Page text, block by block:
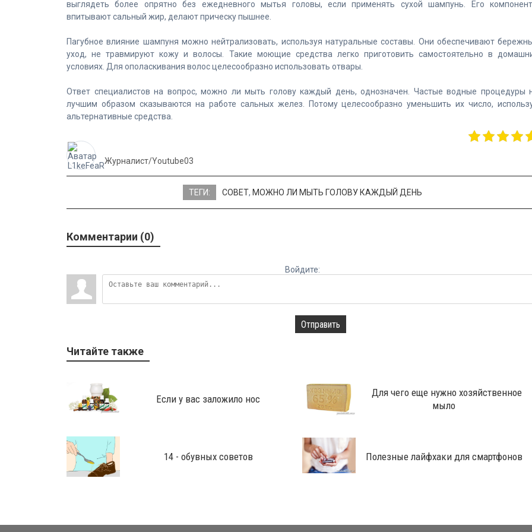
выглядеть более опрятно без ежедневного мытья головы, если применять сухой шампунь. Его
впитывают сальный жир, делают прическу пышнее.
Пагубное влияние шампуня можно нейтрализовать, используя натуральные составы. Они обеспечивают
уход, не травмируют кожу и волосы. Такие моющие средства легко приготовить самостоятельно в
условиях. Для ополаскивания волос целесообразно использовать отвары.
Ответ специалистов на вопрос, можно ли мыть голову каждый день, однозначен. Частые водные процедуры
лучшим образом сказываются на работе сальных желез. Потому целесообразно уменьшить их число,
альтернативные средства.
Журналист/Youtube03
ТЕГИ: СОВЕТ, МОЖНО ЛИ МЫТЬ ГОЛОВУ КАЖДЫЙ ДЕНЬ
Комментарии (0)
Войдите:
Отправить
Читайте также
Если у вас заложило нос
Для чего еще нужно хозяйственное
мыло
14 - обувных советов Полезные лайфхаки для смартфонов